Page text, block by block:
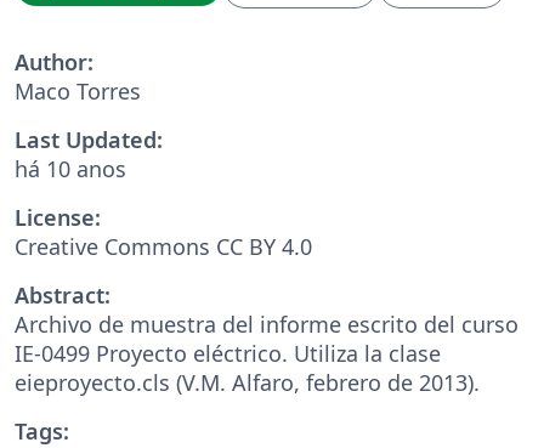
Author:
Maco Torres
Last Updated:
há 10 anos
License:
Creative Commons CC BY 4.0
Abstract:
Archivo de muestra del informe escrito del curso
IE-0499 Proyecto eléctrico. Utiliza la clase
eieproyecto.cls (V.M. Alfaro, febrero de 2013).
Tags: